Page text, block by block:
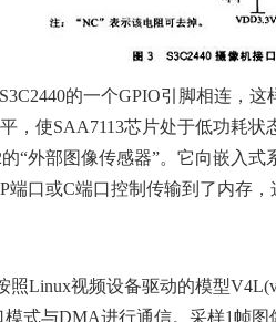
的一个GPIO引脚相连，
，使SAA7113芯片处于低功耗
“外部图像传感器”。它向嵌入
端口或C端口控制传输到了内存
照Linux视频设备驱动的模型
式与DMA进行通信。采样1帧